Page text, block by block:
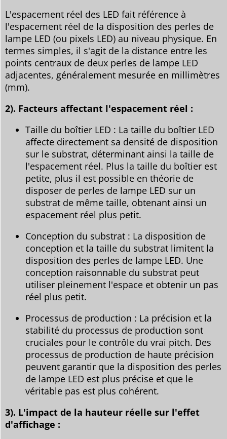
L'espacement réel des LED fait référence à
l'espacement réel de la disposition des perles de
lampe LED (ou pixels LED) au niveau physique. En
termes simples, il s'agit de la distance entre les
points centraux de deux perles de lampe LED
adjacentes, généralement mesurée en millimètres
(mm).
2). Facteurs affectant l'espacement réel :
Taille du boîtier LED : La taille du boîtier LED
affecte directement sa densité de disposition
sur le substrat, déterminant ainsi la taille de
l'espacement réel. Plus la taille du boîtier est
petite, plus il est possible en théorie de
disposer de perles de lampe LED sur un
substrat de même taille, obtenant ainsi un
espacement réel plus petit.
Conception du substrat : La disposition de
conception et la taille du substrat limitent la
disposition des perles de lampe LED. Une
conception raisonnable du substrat peut
utiliser pleinement l'espace et obtenir un pas
réel plus petit.
Processus de production : La précision et la
stabilité du processus de production sont
cruciales pour le contrôle du vrai pitch. Des
processus de production de haute précision
peuvent garantir que la disposition des perles
de lampe LED est plus précise et que le
véritable pas est plus cohérent.
3). L'impact de la hauteur réelle sur l'effet
d'affichage :